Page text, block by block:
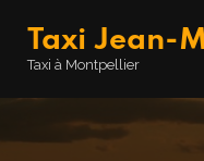
contenu
Taxi Jean-
Taxi à Montpellier